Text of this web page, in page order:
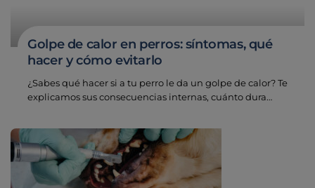
Golpe de calor en perros: síntomas, qué
hacer y cómo evitarlo
¿Sabes qué hacer si a tu perro le da un golpe de calor? Te
explicamos sus consecuencias internas, cuánto dura…